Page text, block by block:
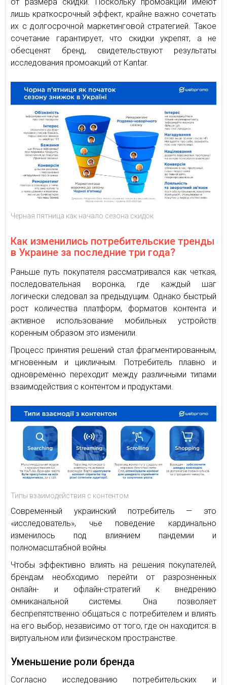
от размера скидки. Поскольку промоакции имеют
лишь краткосрочный эффект, крайне важно сочетать
их с долгосрочной маркетинговой стратегией. Такое
сочетание гарантирует, что скидки укрепят, а не
обесценят бренд, свидетельствуют результаты
исследования промоакций от Kantar.
Черная пятница как начало сезона скидок
Как изменились потребительские тренды
в Украине за последние три года?
Раньше путь покупателя рассматривался как четкая,
последовательная воронка, где каждый шаг
логически следовал за предыдущим. Однако быстрый
рост количества платформ, форматов контента и
активное использование мобильных устройств
коренным образом это изменили.
Процесс принятия решений стал фрагментированным,
мгновенным и цикличным. Потребитель плавно и
одновременно переходит между различными типами
взаимодействия с контентом и продуктами.
Типы взаимодействия с контентом
Современный украинский потребитель — это
«исследователь», чье поведение кардинально
изменилось под влиянием пандемии и
полномасштабной войны.
Чтобы эффективно влиять на решения покупателей,
брендам необходимо перейти от разрозненных
онлайн- и офлайн-стратегий к внедрению
омниканальной системы. Она позволяет
беспрепятственно общаться с потребителем и влиять
на его выбор, независимо от того, где он находится: в
виртуальном или физическом пространстве.
Уменьшение роли бренда
Согласно исследованию потребительских и